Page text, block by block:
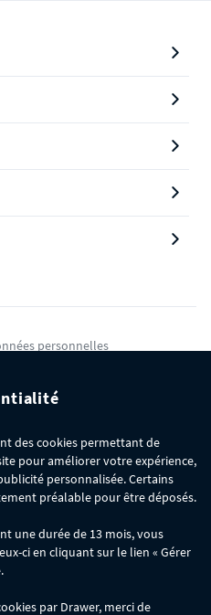
personnelles
cookies
avec le code BIKINI30
avec le code BIKINI50
ne sont valables que sur
des cookies permettant de
pour améliorer votre expérience,
personnalisée. Certains
préalable pour être déposés.
une durée de 13 mois, vous
ci en cliquant sur le lien « Gérer
par Drawer, merci de